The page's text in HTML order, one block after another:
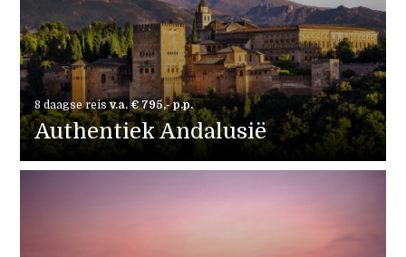
8 daagse reisv.a. € 795,- p.p.
Authentiek Andalusië